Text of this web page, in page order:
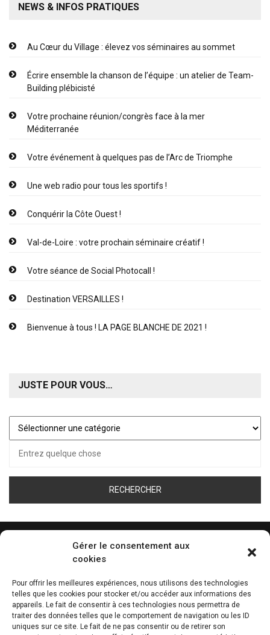
Gérer le consentement aux
cookies
Pour offrir les meilleures expériences, nous utilisons des technologies
telles que les cookies pour stocker et/ou accéder aux informations des
appareils. Le fait de consentir à ces technologies nous permettra de
traiter des données telles que le comportement de navigation ou les ID
uniques sur ce site. Le fait de ne pas consentir ou de retirer son
NEWS & INFOS PRATIQUES
Au Cœur du Village : élevez vos séminaires au sommet
Écrire ensemble la chanson de l’équipe : un atelier de Team-
Building plébicisté
Votre prochaine réunion/congrès face à la mer
Méditerranée
Votre événement à quelques pas de l’Arc de Triomphe
Une web radio pour tous les sportifs !
Conquérir la Côte Ouest !
Val-de-Loire : votre prochain séminaire créatif !
Votre séance de Social Photocall !
Destination VERSAILLES !
Bienvenue à tous ! LA PAGE BLANCHE DE 2021 !
JUSTE POUR VOUS…
pour
pour :
ÉCOUTEZ LA WEB RADIO DE TOUS LES SPORT
0:00